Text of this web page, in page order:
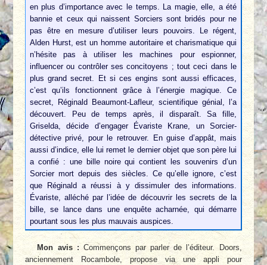
en plus d’importance avec le temps. La magie, elle, a été
bannie et ceux qui naissent Sorciers sont bridés pour ne
pas être en mesure d’utiliser leurs pouvoirs. Le régent,
Alden Hurst, est un homme autoritaire et charismatique qui
n’hésite pas à utiliser les machines pour espionner,
influencer ou contrôler ses concitoyens ; tout ceci dans le
plus grand secret. Et si ces engins sont aussi efficaces,
c’est qu’ils fonctionnent grâce à l’énergie magique. Ce
secret, Réginald Beaumont-Lafleur, scientifique génial, l’a
découvert. Peu de temps après, il disparaît. Sa fille,
Griselda, décide d’engager Évariste Krane, un Sorcier-
détective privé, pour le retrouver. En guise d’appât, mais
aussi d’indice, elle lui remet le dernier objet que son père lui
a confié : une bille noire qui contient les souvenirs d’un
Sorcier mort depuis des siècles. Ce qu’elle ignore, c’est
que Réginald a réussi à y dissimuler des informations.
Évariste, alléché par l’idée de découvrir les secrets de la
bille, se lance dans une enquête acharnée, qui démarre
pourtant sous les plus mauvais auspices.
Mon avis :Commençons par parler de l’éditeur. Doors,
anciennement Rocambole, propose via une appli pour